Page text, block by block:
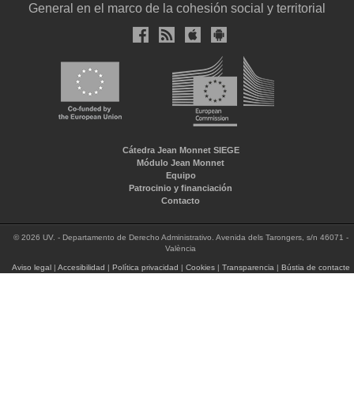
General en el marco de la cohesión social y territorial
Cátedra Jean Monnet SIEGE
Módulo Jean Monnet
Equipo
Patrocinio y financiación
Contacto
© 2026 UV. - Departamento de Derecho Administrativo. Avenida dels Tarongers, s/n 46071 -
València
Aviso legal| Accesibilidad | Política privacidad | Cookies| Transparencia | Bústia de contacte